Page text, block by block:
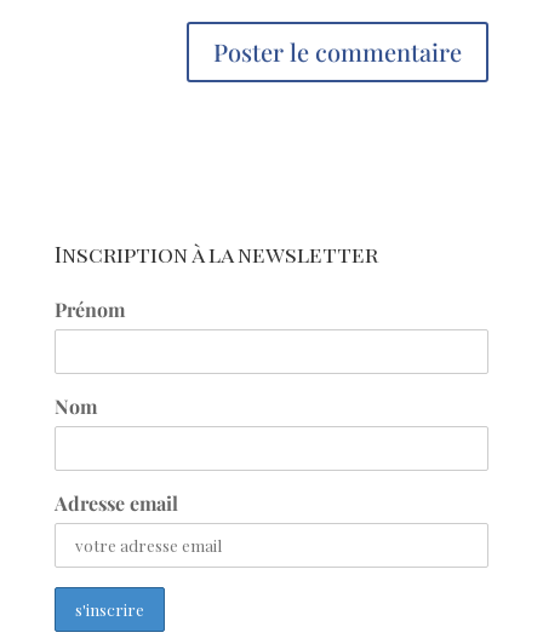
Inscription à la newsletter
Prénom
Nom
Adresse email